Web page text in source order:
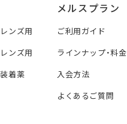
ンズ用
ンズ用
着薬
メルスプラン
ご利用ガイド
ラインナップ・料金
入会方法
よくあるご質問